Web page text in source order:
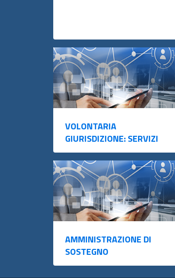
VOLONTARIA
GIURISDIZIONE: SERVIZI
AMMINISTRAZIONE DI
SOSTEGNO